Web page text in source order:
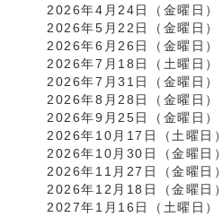
2026年4月24日（金曜日）
2026年5月22日（金曜日）
2026年6月26日（金曜日）
2026年7月18日（土曜日）
2026年7月31日（金曜日）
2026年8月28日（金曜日）
2026年9月25日（金曜日）
2026年10月17日（土曜日）
2026年10月30日（金曜日）
2026年11月27日（金曜日）
2026年12月18日（金曜日）
2027年1月16日（土曜日）